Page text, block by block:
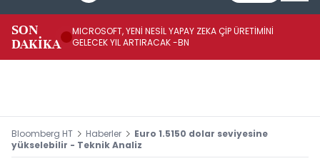
SON
DAKİKA
MICROSOFT, YENİ NESİL YAPAY ZEKA ÇİP ÜRETİMİNİ
GELECEK YIL ARTIRACAK -BN
Bloomberg HT Haberler
Euro 1.5150 dolar seviyesine
yükselebilir - Teknik Analiz